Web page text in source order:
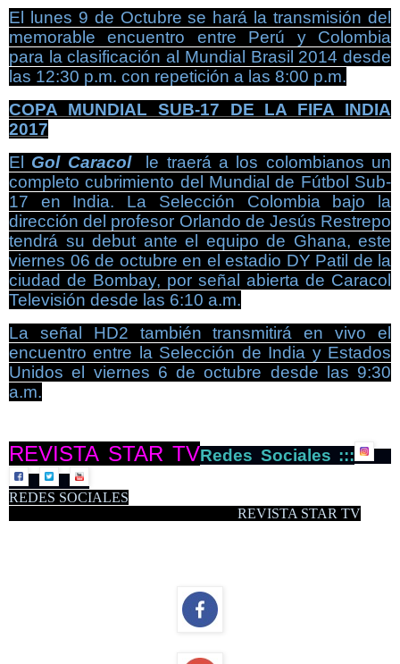
El lunes 9 de Octubre se hará la transmisión del
memorable encuentro entre Perú y Colombia
para la clasificación al Mundial Brasil 2014 desde
las 12:30 p.m. con repetición a las 8:00 p.m.
COPA MUNDIAL SUB-17 DE LA FIFA INDIA
2017
El Gol Caracolle traerá a los colombianos un
completo cubrimiento del Mundial de Fútbol Sub-
17 en India. La Selección Colombia bajo la
dirección del profesor Orlando de Jesús Restrepo
tendrá su debut ante el equipo de Ghana, este
viernes 06 de octubre en el estadio DY Patil de la
ciudad de Bombay, por señal abierta de Caracol
Televisión desde las 6:10 a.m.
La señal HD2 también transmitirá en vivo el
encuentro entre la Selección de India y Estados
Unidos el viernes 6 de octubre desde las 9:30
a.m.
REVISTA STAR TVRedes Sociales :::
REDES SOCIALES
REVISTA STAR TV